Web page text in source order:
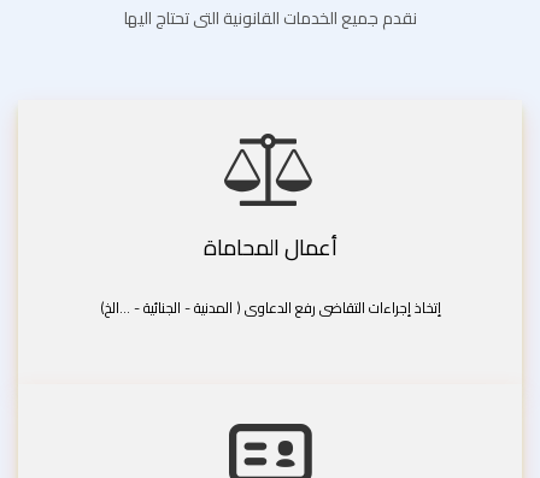
نقدم جميع الخدمات القانونية التى تحتاج اليها
أعمال المحاماة
إتخاذ إجراءات التقاضى رفع الدعاوى ( المدنية - الجنائية - ...الخ)